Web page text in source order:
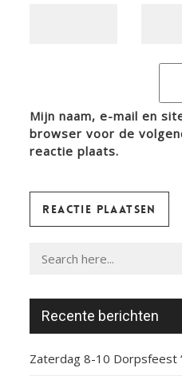
Mijn naam, e-mail en
browser voor de
reactie plaats.
Recente berichten
Zaterdag 8-10 Dorpsfeest